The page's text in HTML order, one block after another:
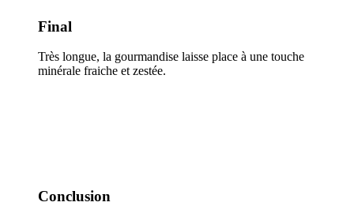
Final
Très longue, la gourmandise laisse place à une touche
minérale fraiche et zestée.
Conclusion